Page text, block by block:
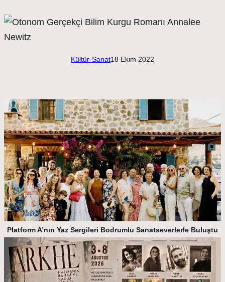
Kültür-Sanat18 Ekim 2022
Platform A’nın Yaz Sergileri Bodrumlu Sanatseverlerle Buluştu